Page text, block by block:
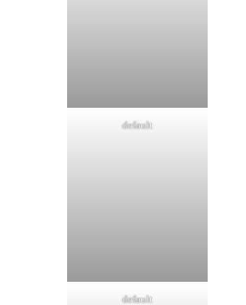
default
default